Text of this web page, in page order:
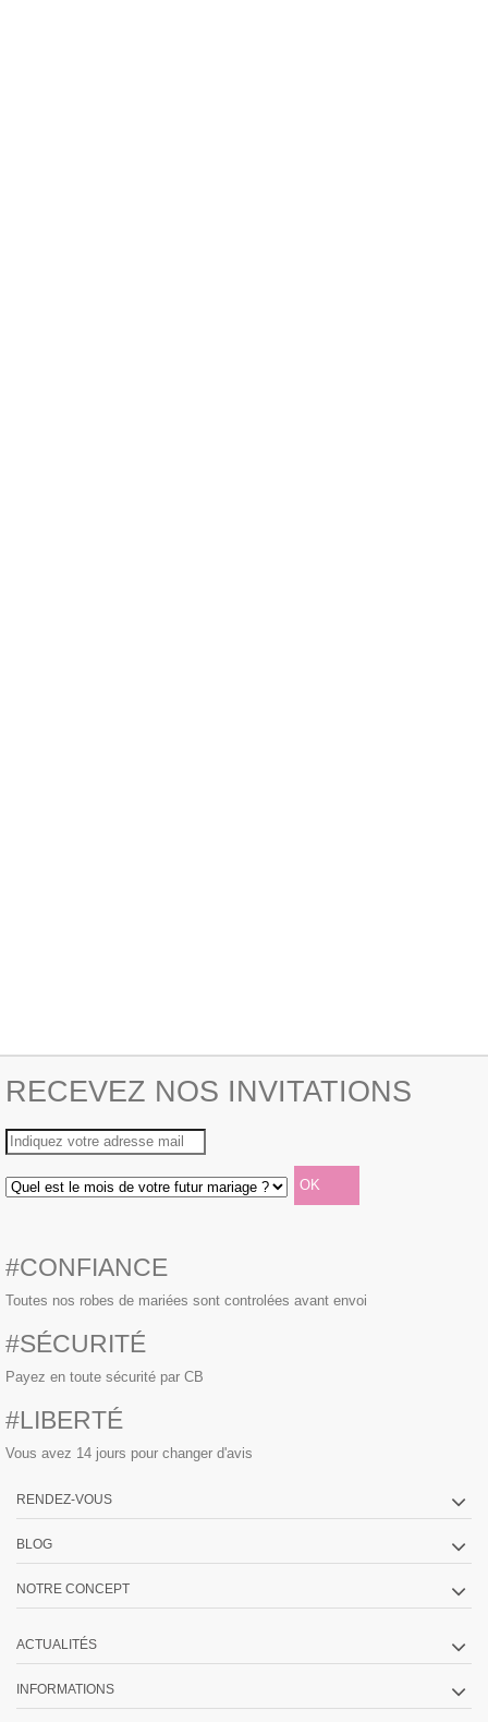
RECEVEZ NOS INVITATIONS
#CONFIANCE
Toutes nos robes de mariées sont controlées avant envoi
#SÉCURITÉ
Payez en toute sécurité par CB
#LIBERTÉ
Vous avez 14 jours pour changer d'avis
RENDEZ-VOUS
BLOG
NOTRE CONCEPT
ACTUALITÉS
INFORMATIONS